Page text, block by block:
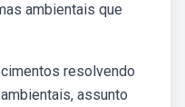
ambientais que
resolvendo
assunto